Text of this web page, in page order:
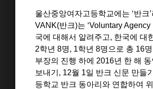
울산중앙여자고등학교에는 ‘반크’
VANK(반크)는 ‘Voluntary
국에 대해서 알려주고, 한국에 대
2학년 8명, 1학년 8명으로 총 16
부장의 진행 하에 2016년 한 해
보내기 , 12월 1일 반크 신문 만들
등학교 반크 동아리와 연합하여